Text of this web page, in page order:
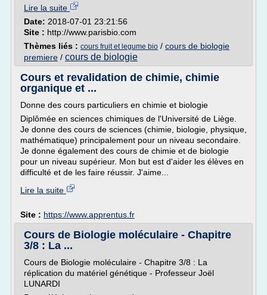
Lire la suite
Date: 2018-07-01 23:21:56
Site : http://www.parisbio.com
Thèmes liés : cours fruit et legume bio / cours de biologie
premiere / cours de biologie
Cours et revalidation de chimie, chimie
organique et ...
Donne des cours particuliers en chimie et biologie
Diplômée en sciences chimiques de l'Université de Liège.
Je donne des cours de sciences (chimie, biologie, physique,
mathématique) principalement pour un niveau secondaire.
Je donne également des cours de chimie et de biologie
pour un niveau supérieur. Mon but est d'aider les élèves en
difficulté et de les faire réussir. J'aime...
Lire la suite
Site : https://www.apprentus.fr
Cours de Biologie moléculaire - Chapitre
3/8 : La ...
Cours de Biologie moléculaire - Chapitre 3/8 : La
réplication du matériel génétique - Professeur Joël
LUNARDI